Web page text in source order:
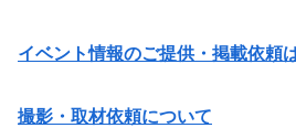
イベント情報のご提供・掲載依頼
撮影・取材依頼について